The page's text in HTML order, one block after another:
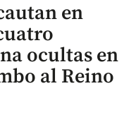
en
ocultas en
al Reino